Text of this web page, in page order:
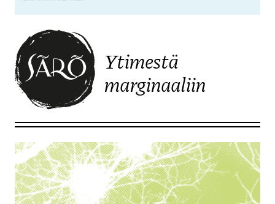
Ytimestä
marginaaliin